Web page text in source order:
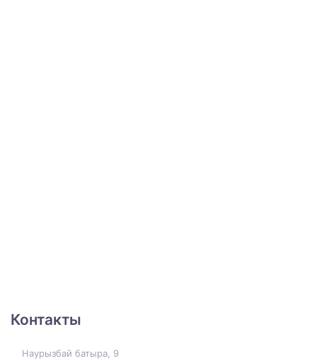
Контакты
Наурызбай батыра, 9